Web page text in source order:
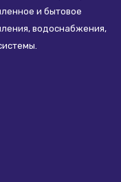
и бытовое
водоснабжения,